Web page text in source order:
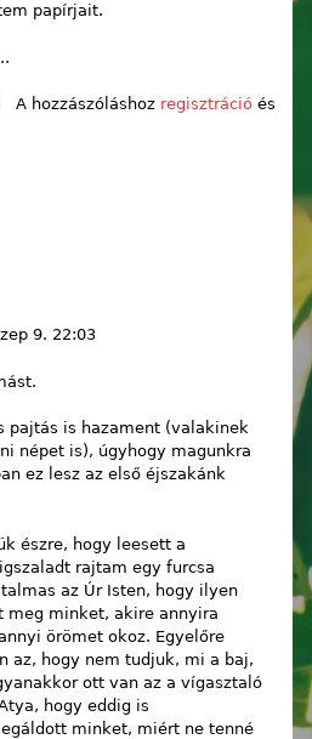
papírjait.
Egyetemi informatika tartalommal
A hozzászóláshoz regisztrációés
9. 22:03
pajtás is hazament (valakinek
népet is), úgyhogy magunkra
ez lesz az első éjszakánk
észre, hogy leesett a
rajtam egy furcsa
az Úr Isten, hogy ilyen
meg minket, akire annyira
örömet okoz. Egyelőre
az, hogy nem tudjuk, mi a baj,
ott van az a vígasztaló
hogy eddig is
minket, miért ne tenné